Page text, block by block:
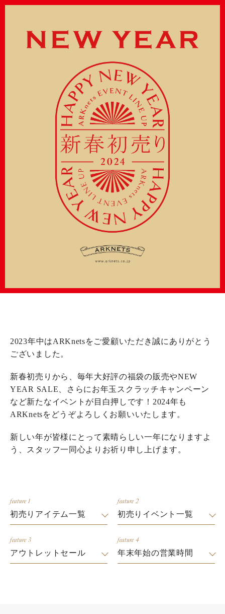
2023年中はARKnetsをご愛顧いただき誠にありがとう
ございました。
新春初売りから、毎年大好評の福袋の販売やNEW
YEAR SALE、さらにお年玉スクラッチキャンペーン
など新たなイベントが目白押しです！2024年も
ARKnetsをどうぞよろしくお願いいたします。
新しい年が皆様にとって素晴らしい一年になりますよ
う、スタッフ一同心よりお祈り申し上げます。
feature 1
初売りアイテム一覧
feature 2
初売りイベント一覧
feature 3
アウトレットセール
feature 4
年末年始の営業時間